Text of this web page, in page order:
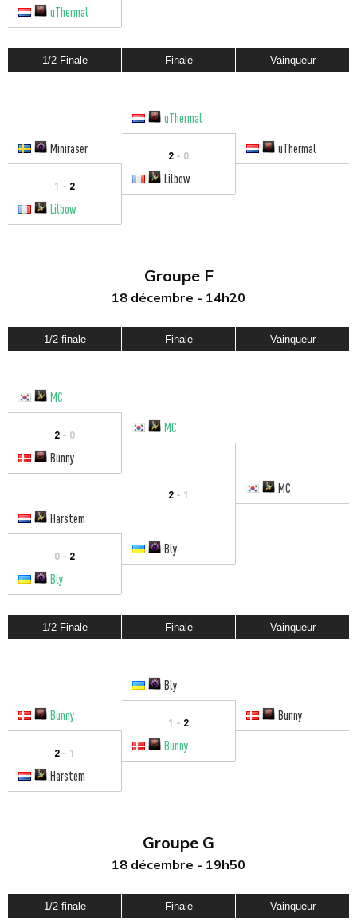
uThermal
1/2 Finale Finale Vainqueur
uThermal
Miniraser
2 - 0 uThermal
1 - 2
Lilbow
Lilbow
Groupe F
18 décembre - 14h20
1/2 finale Finale Vainqueur
MC
2 - 0
MC
Bunny
2 - 1
MC
Harstem
0 - 2
Bly
Bly
1/2 Finale Finale Vainqueur
Bly
Bunny
1 - 2 Bunny
2 - 1
Bunny
Harstem
Groupe G
18 décembre - 19h50
1/2 finale Finale Vainqueur